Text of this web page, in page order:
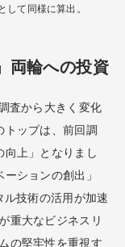
て同様に算出。
両輪への投資
査から大きく変化
トップは、前回調
上」となりまし
ションの創出」
技術の活用が加速
重大なビジネスリ
の堅牢性を重視す